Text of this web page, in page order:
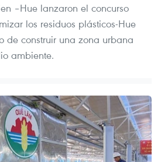
–Hue lanzaron el concurso
los residuos plásticos-Hue
de construir una zona urbana
ambiente.